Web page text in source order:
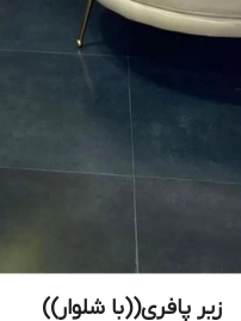
زیر پافری((با شلوار))